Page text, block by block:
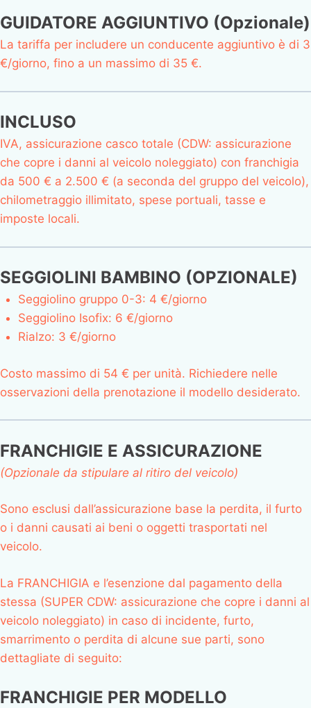
GUIDATORE AGGIUNTIVO (Opzionale)
La tariffa per includere un conducente aggiuntivo è di 3
€/giorno, fino a un massimo di 35 €.
INCLUSO
IVA, assicurazione casco totale (CDW: assicurazione
che copre i danni al veicolo noleggiato) con franchigia
da 500 € a 2.500 € (a seconda del gruppo del veicolo),
chilometraggio illimitato, spese portuali, tasse e
imposte locali.
SEGGIOLINI BAMBINO (OPZIONALE)
Seggiolino gruppo 0-3: 4 €/giorno
Seggiolino Isofix: 6 €/giorno
Rialzo: 3 €/giorno
Costo massimo di 54 € per unità. Richiedere nelle
osservazioni della prenotazione il modello desiderato.
FRANCHIGIE E ASSICURAZIONE
(Opzionale da stipulare al ritiro del veicolo)
Sono esclusi dall’assicurazione base la perdita, il furto
o i danni causati ai beni o oggetti trasportati nel
veicolo.
La FRANCHIGIA e l’esenzione dal pagamento della
stessa (SUPER CDW: assicurazione che copre i danni al
veicolo noleggiato) in caso di incidente, furto,
smarrimento o perdita di alcune sue parti, sono
dettagliate di seguito:
FRANCHIGIE PER MODELLO